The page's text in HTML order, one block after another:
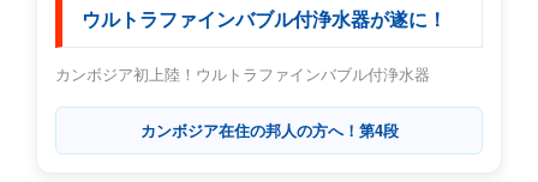
ウルトラファインバブル付浄水器が遂に！
カンボジア初上陸！ウルトラファインバブル付浄水器
カンボジア在住の邦人の方へ！第4段